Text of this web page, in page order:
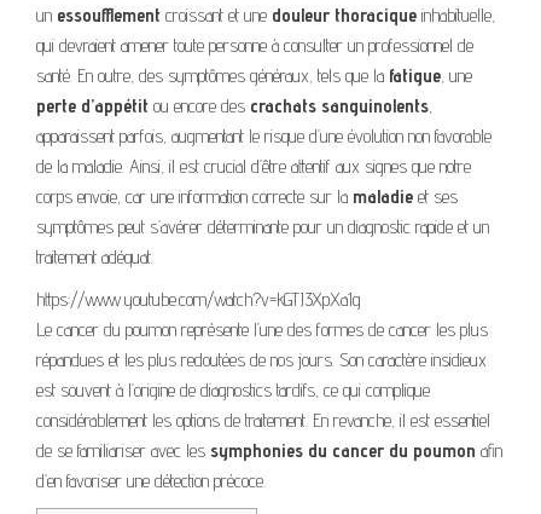
un essoufflement croissant et une douleur thoracique inhabituelle,
qui devraient amener toute personne à consulter un professionnel de
santé. En outre, des symptômes généraux, tels que la fatigue, une
perte d’appétit ou encore des crachats sanguinolents,
apparaissent parfois, augmentant le risque d’une évolution non favorable
de la maladie. Ainsi, il est crucial d’être attentif aux signes que notre
corps envoie, car une information correcte sur la maladie et ses
symptômes peut s’avérer déterminante pour un diagnostic rapide et un
traitement adéquat.
https://www.youtube.com/watch?v=kGTJ3XpXa1g
Le cancer du poumon représente l’une des formes de cancer les plus
répandues et les plus redoutées de nos jours. Son caractère insidieux
est souvent à l’origine de diagnostics tardifs, ce qui complique
considérablement les options de traitement. En revanche, il est essentiel
de se familiariser avec les symphonies du cancer du poumon afin
d’en favoriser une détection précoce.